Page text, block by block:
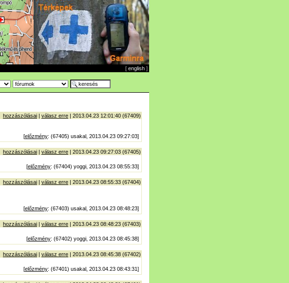
[ english ]
hozzászólásai | válasz erre | 2013.04.23 12:01:40 (67409)
[előzmény: (67405) usakal, 2013.04.23 09:27:03]
hozzászólásai | válasz erre | 2013.04.23 09:27:03 (67405)
[előzmény: (67404) yoggi, 2013.04.23 08:55:33]
hozzászólásai | válasz erre | 2013.04.23 08:55:33 (67404)
[előzmény: (67403) usakal, 2013.04.23 08:48:23]
hozzászólásai | válasz erre | 2013.04.23 08:48:23 (67403)
[előzmény: (67402) yoggi, 2013.04.23 08:45:38]
hozzászólásai | válasz erre | 2013.04.23 08:45:38 (67402)
[előzmény: (67401) usakal, 2013.04.23 08:43:31]